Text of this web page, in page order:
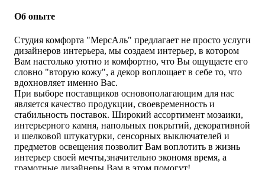
Об опыте
Студия комфорта "МерсАль" предлагает не просто услуги
дизайнеров интерьера, мы создаем интерьер, в котором
Вам настолько уютно и комфортно, что Вы ощущаете его
словно "вторую кожу", а декор воплощает в себе то, что
вдохновляет именно Вас.
При выборе поставщиков основополагающим для нас
является качество продукции, своевременность и
стабильность поставок. Широкий ассортимент мозаики,
интерьерного камня, напольных покрытий, декоративной
и шелковой штукатурки, сенсорных выключателей и
предметов освещения позволит Вам воплотить в жизнь
интерьер своей мечты,значительно экономя время, а
грамотные дизайнеры Вам в этом помогут!